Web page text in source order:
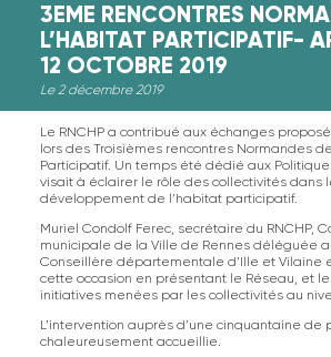
3EME RENCONTRES
L’HABITAT PARTICIPATIF-
12 OCTOBRE 2019
Le 2 décembre 2019
Le RNCHP a contribué aux échanges
lors des Troisièmes rencontres Normandes
Participatif. Un temps été dédié aux
visait à éclairer le rôle des collectivités dans
développement de l’habitat participatif.
Muriel Condolf Ferec, secrétaire du RNCHP,
municipale de la Ville de Rennes déléguée
Conseillère départementale d’Ille et Vilaine
cette occasion en présentant le Réseau, et
initiatives menées par les collectivités au
L’intervention auprès d’une cinquantaine de
chaleureusement accueillie.